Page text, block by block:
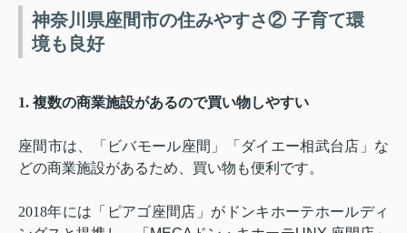
神奈川県座間市の住みやすさ② 子育て環
境も良好
1. 複数の商業施設があるので買い物しやすい
座間市は、「ビバモール座間」「ダイエー相武台店」な
どの商業施設があるため、買い物も便利です。
2018年には「ピアゴ座間店」がドンキホーテホールディ